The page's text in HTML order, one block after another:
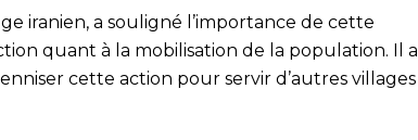
iranien, a souligné l’importance de cette
quant à la mobilisation de la population. Il a
cette action pour servir d’autres villages